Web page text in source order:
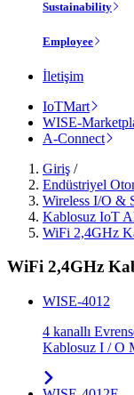
Sustainability
Employee
İletişim
IoTMart
WISE-
A-Connect
Giriş /
Endüstriyel
Wireless I/O &
Kablosuz IoT
WiFi 2,4GHz
WiFi 2,4GHz
WISE-4012
4 kanallı
Kablosuz I / O